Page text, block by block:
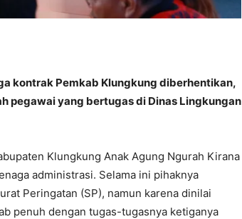
kontrak Pemkab Klungkung diberhentikan,
pegawai yang bertugas di Dinas Lingkungan
Klungkung Anak Agung Ngurah Kirana
administrasi. Selama ini pihaknya
Peringatan (SP), namun karena dinilai
penuh dengan tugas-tugasnya ketiganya